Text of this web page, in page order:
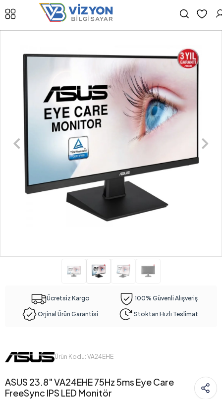
Ücretsiz Kargo 100% Güvenli Alışveriş
Orjinal Ürün Garantisi Stoktan Hızlı Teslimat
Ürün Kodu: VA24EHE
ASUS 23.8" VA24EHE 75Hz 5ms Eye Care
FreeSync IPS LED Monitör